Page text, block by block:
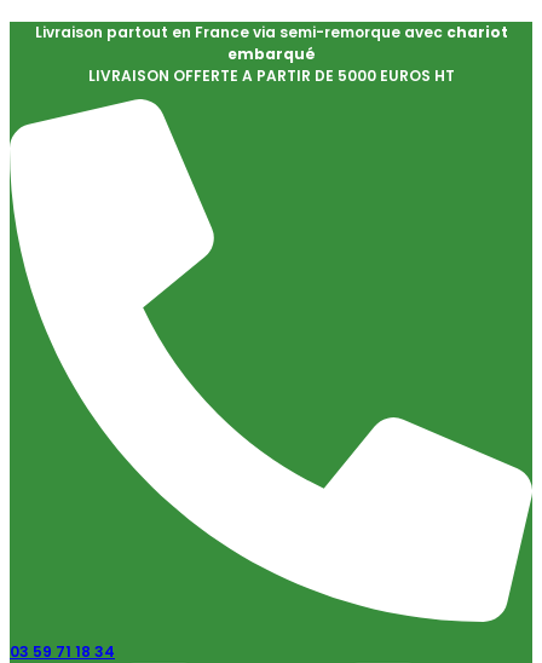
Livraison partout en France via semi-remorque avec chariot
embarqué
LIVRAISON OFFERTE A PARTIR DE 5000 EUROS HT
03 59 71 18 34